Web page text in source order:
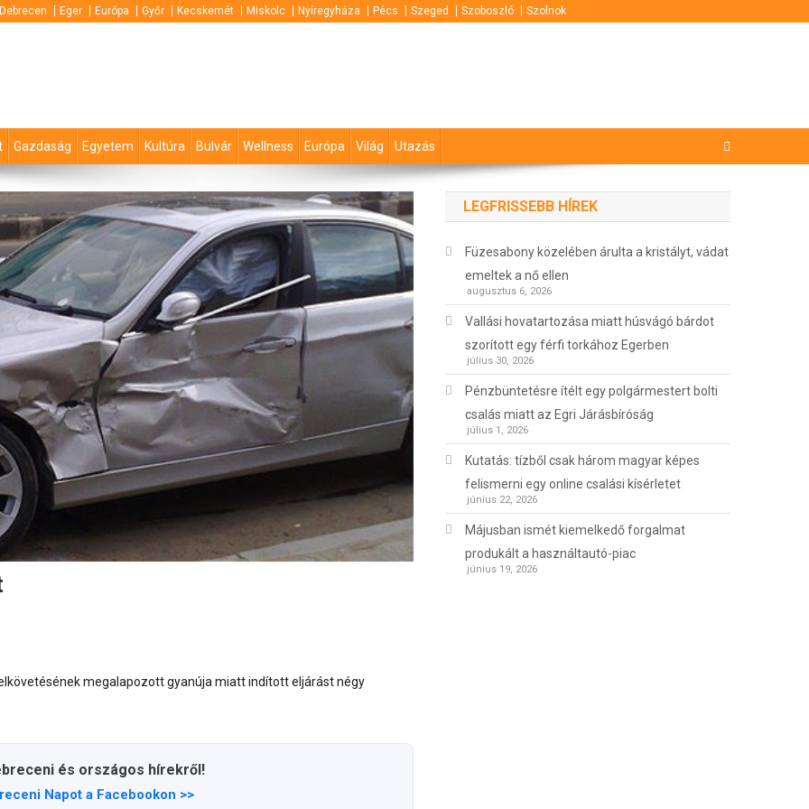
Debrecen Eger Európa Győr Kecskemét Miskolc Nyíregyháza Pécs Szeged Szoboszló Szolnok
Gazdaság Egyetem Kultúra Bulvár Wellness Európa Világ Utazás
megalapozott gyanúja miatt indított eljárást négy
és országos hírekről!
Napot a Facebookon >>
LEGFRISSEBB HÍREK
Füzesabony közelében árulta a kristályt, vádat
emeltek a nő ellen
augusztus 6, 2026
Vallási hovatartozása miatt húsvágó bárdot
szorított egy férfi torkához Egerben
július 30, 2026
Pénzbüntetésre ítélt egy polgármestert bolti
csalás miatt az Egri Járásbíróság
július 1, 2026
Kutatás: tízből csak három magyar képes
felismerni egy online csalási kísérletet
június 22, 2026
Májusban ismét kiemelkedő forgalmat
produkált a használtautó-piac
június 19, 2026